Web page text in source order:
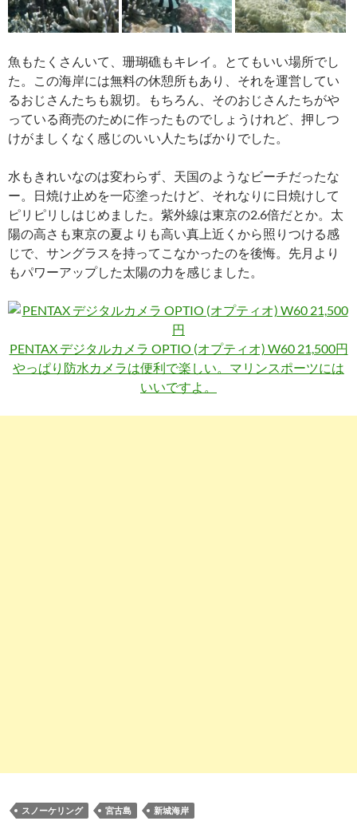
魚もたくさんいて、珊瑚礁もキレイ。とてもいい場所でし
た。この海岸には無料の休憩所もあり、それを運営してい
るおじさんたちも親切。もちろん、そのおじさんたちがや
っている商売のために作ったものでしょうけれど、押しつ
けがましくなく感じのいい人たちばかりでした。
水もきれいなのは変わらず、天国のようなビーチだったな
ー。日焼け止めを一応塗ったけど、それなりに日焼けして
ピリピリしはじめました。紫外線は東京の2.6倍だとか。太
陽の高さも東京の夏よりも高い真上近くから照りつける感
じで、サングラスを持ってこなかったのを後悔。先月より
もパワーアップした太陽の力を感じました。
PENTAX デジタルカメラ OPTIO (オプティオ) W60 21,500円
やっぱり防水カメラは便利で楽しい。マリンスポーツには
いいですよ。
スノーケリング 宮古島 新城海岸